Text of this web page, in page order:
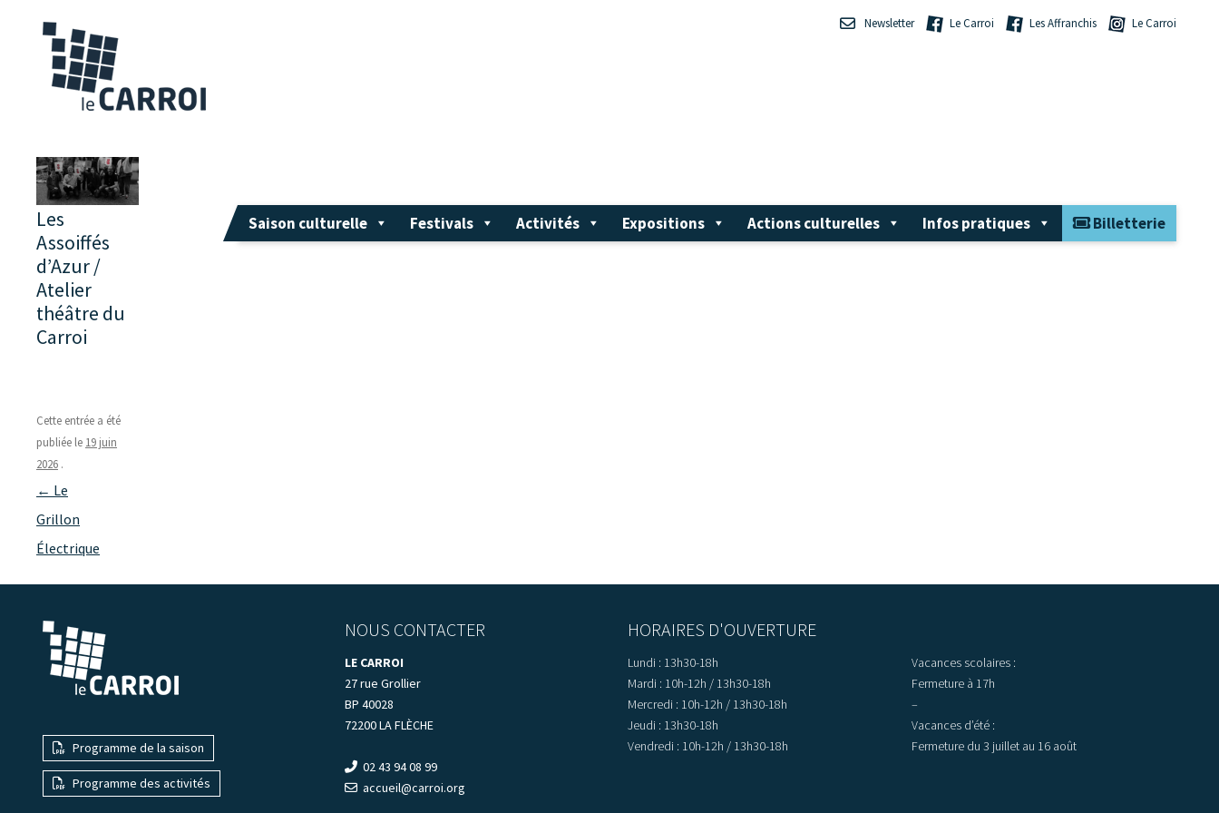
Saison culturelle Festivals Activités Expositions Actions culturelles Infos pratiques Billetterie
Newsletter Le Carroi Les Affranchis Le Carroi
Les
Assoiffés
d’Azur /
Atelier
théâtre du
Carroi
Cette entrée a été
publiée le 19 juin
2026 .
Navigation
des
articles
← Le
Grillon
Électrique
Programme de la saison
Programme des activités
NOUS CONTACTER
LE CARROI
27 rue Grollier
BP 40028
72200 LA FLÈCHE
02 43 94 08 99
accueil@carroi.org
HORAIRES D'OUVERTURE
Lundi : 13h30-18h
Mardi : 10h-12h / 13h30-18h
Mercredi : 10h-12h / 13h30-18h
Jeudi : 13h30-18h
Vendredi : 10h-12h / 13h30-18h
Vacances scolaires :
Fermeture à 17h
–
Vacances d’été :
Fermeture du 3 juillet au 16 août